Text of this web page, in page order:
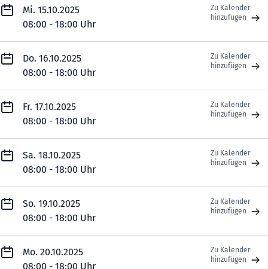
Mi. 15.10.2025
08:00 - 18:00 Uhr
Zu Kalender
hinzufügen
Do. 16.10.2025
08:00 - 18:00 Uhr
Zu Kalender
hinzufügen
Fr. 17.10.2025
08:00 - 18:00 Uhr
Zu Kalender
hinzufügen
Sa. 18.10.2025
08:00 - 18:00 Uhr
Zu Kalender
hinzufügen
So. 19.10.2025
08:00 - 18:00 Uhr
Zu Kalender
hinzufügen
Mo. 20.10.2025
08:00 - 18:00 Uhr
Zu Kalender
hinzufügen